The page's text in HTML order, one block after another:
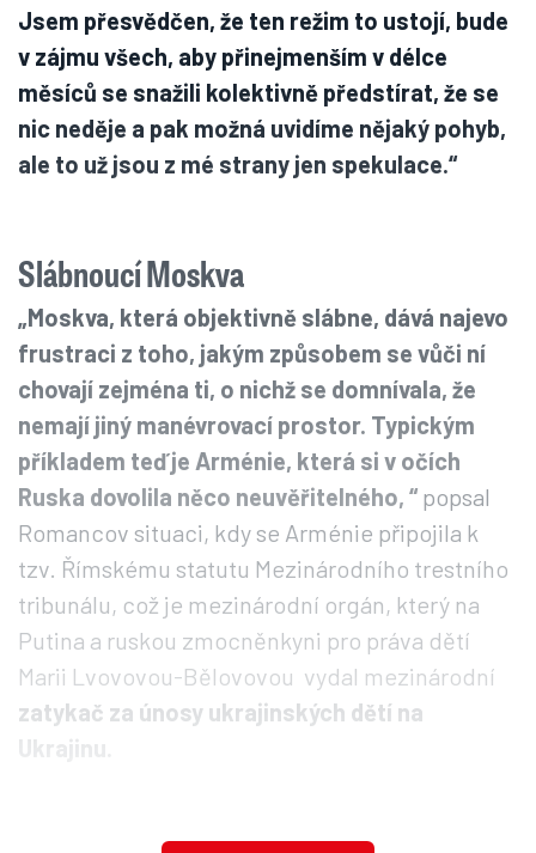
Jsem přesvědčen, že ten režim to ustojí, bude
v zájmu všech, aby přinejmenším v délce
měsíců se snažili kolektivně předstírat, že se
nic neděje a pak možná uvidíme nějaký pohyb,
ale to už jsou z mé strany jen spekulace.“
Slábnoucí Moskva
„Moskva, která objektivně slábne, dává najevo
frustraci z toho, jakým způsobem se vůči ní
chovají zejména ti, o nichž se domnívala, že
nemají jiný manévrovací prostor. Typickým
příkladem teď je Arménie, která si v očích
Ruska dovolila něco neuvěřitelného, “ popsal
Romancov situaci, kdy se Arménie připojila k
tzv. Římskému statutu Mezinárodního trestního
tribunálu, což je mezinárodní orgán, který na
Putina a ruskou zmocněnkyni pro práva dětí
Marii Lvovovou-Bělovovou vydal mezinárodní
zatykač za únosy ukrajinských dětí na
Ukrajinu.